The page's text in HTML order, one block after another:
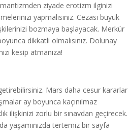
ziyade erotizm ilginizi
yapmalısınız. Cezası büyük
bozmaya başlayacak. Merkür
dikkatli olmalısınız. Dolunay
kesip atmanıza!
Mars daha cesur kararlar
ay boyunca kaçınılmaz
ilişkinizi zorlu bir sınavdan geçirecek.
yaşamınızda tertemiz bir sayfa